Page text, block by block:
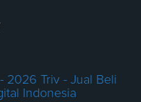
2026 Triv - Jual Beli
Indonesia